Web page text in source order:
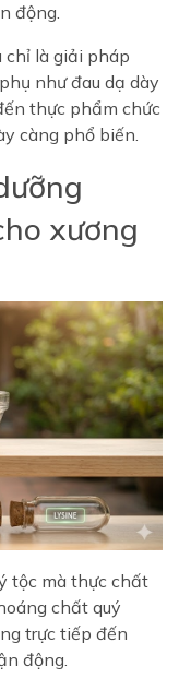
động.
chỉ là giải pháp
như đau dạ dày
thực phẩm chức
càng phổ biến.
xương
tộc mà thực chất
chất quý
trực tiếp đến
động.